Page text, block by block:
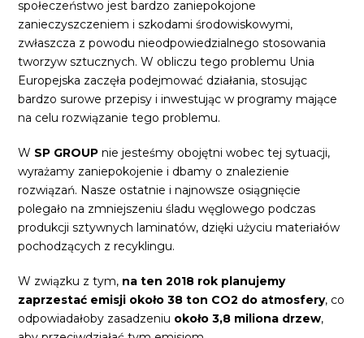
społeczeństwo jest bardzo zaniepokojone
zanieczyszczeniem i szkodami środowiskowymi,
zwłaszcza z powodu nieodpowiedzialnego stosowania
tworzyw sztucznych. W obliczu tego problemu Unia
Europejska zaczęła podejmować działania, stosując
bardzo surowe przepisy i inwestując w programy mające
na celu rozwiązanie tego problemu.
W SP GROUP nie jesteśmy obojętni wobec tej sytuacji,
wyrażamy zaniepokojenie i dbamy o znalezienie
rozwiązań. Nasze ostatnie i najnowsze osiągnięcie
polegało na zmniejszeniu śladu węglowego podczas
produkcji sztywnych laminatów, dzięki użyciu materiałów
pochodzących z recyklingu.
W związku z tym, na ten 2018 rok planujemy
zaprzestać emisji około 38 ton CO2 do atmosfery, co
odpowiadałoby zasadzeniu około 3,8 miliona drzew,